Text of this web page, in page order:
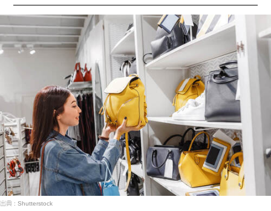
出典 : Shutterstock